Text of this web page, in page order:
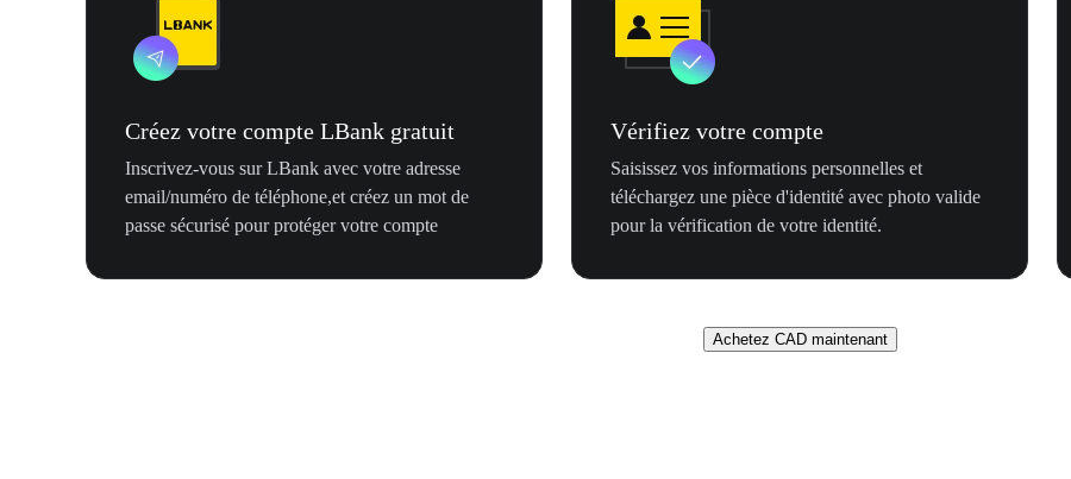
Créez votre compte LBank gratuit
Inscrivez-vous sur LBank avec votre adresse
email/numéro de téléphone,et créez un mot de
passe sécurisé pour protéger votre compte
Vérifiez votre compte
Saisissez vos informations personnelles et
téléchargez une pièce d'identité avec photo valide
pour la vérification de votre identité.
Achetez CAD maintenant